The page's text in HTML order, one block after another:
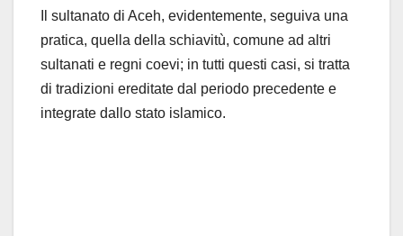
Il sultanato di Aceh, evidentemente, seguiva una
pratica, quella della schiavitù, comune ad altri
sultanati e regni coevi; in tutti questi casi, si tratta
di tradizioni ereditate dal periodo precedente e
integrate dallo stato islamico.